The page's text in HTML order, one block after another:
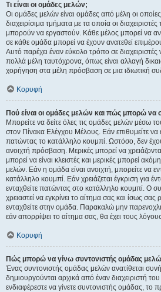
Τι είναι οι ομάδες μελών;
Οι ομάδες μελών είναι ομάδες από μέλη οι
διαχειρίσιμα τμήματα με τα οποία οι
μπορούν να εργαστούν. Κάθε μέλος μπορεί να
σε κάθε ομάδα μπορεί να έχουν ανατεθεί
Αυτό παρέχει έναν εύκολο τρόπο σε
πολλά μέλη ταυτόχρονα, όπως είναι αλλαγή
χορήγηση στα μέλη πρόσβαση σε μια ιδιωτική
Κορυφή
Πού είναι οι ομάδες μελών και πώς μπορώ να
Μπορείτε να δείτε όλες τις ομάδες μελών μέσω
στον Πίνακα Ελέγχου Μέλους. Εάν επιθυμείτε να
πατώντας το κατάλληλο κουμπί. Ωστόσο, δεν
ανοιχτή πρόσβαση. Μερικές μπορεί να
μπορεί να είναι κλειστές και μερικές μπορεί
μελών. Εάν η ομάδα είναι ανοιχτή, μπορείτε να
κατάλληλο κουμπί. Εάν χρειάζεται έγκριση για
ενταχθείτε πατώντας στο κατάλληλο κουμπί. Ο
χρειαστεί να εγκρίνει το αίτημα σας και ίσως σας
ενταχθείτε στην ομάδα. Παρακαλώ μην
εάν απορρίψει το αίτημα σας, θα έχει τους
Κορυφή
Πώς μπορώ να γίνω συντονιστής ομάδας
Ένας συντονιστής ομάδας μελών ανατίθεται
δημιουργούνται αρχικά από έναν διαχειριστή
ενδιαφέρεστε να γίνετε συντονιστής ομάδας,